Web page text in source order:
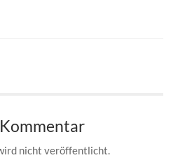
nicht veröffentlicht.